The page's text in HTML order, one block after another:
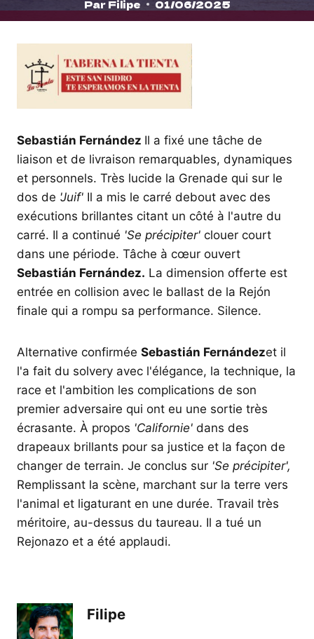
Par Filipe 01/06/2025
Sebastián Fernández Il a fixé une tâche de
liaison et de livraison remarquables, dynamiques
et personnels. Très lucide la Grenade qui sur le
dos de 'Juif' Il a mis le carré debout avec des
exécutions brillantes citant un côté à l'autre du
carré. Il a continué 'Se précipiter' clouer court
dans une période. Tâche à cœur ouvert
Sebastián Fernández. La dimension offerte est
entrée en collision avec le ballast de la Rejón
finale qui a rompu sa performance. Silence.
Alternative confirmée Sebastián Fernándezet il
l'a fait du solvery avec l'élégance, la technique, la
race et l'ambition les complications de son
premier adversaire qui ont eu une sortie très
écrasante. À propos 'Californie' dans des
drapeaux brillants pour sa justice et la façon de
changer de terrain. Je conclus sur 'Se précipiter',
Remplissant la scène, marchant sur la terre vers
l'animal et ligaturant en une durée. Travail très
méritoire, au-dessus du taureau. Il a tué un
Rejonazo et a été applaudi.
Filipe